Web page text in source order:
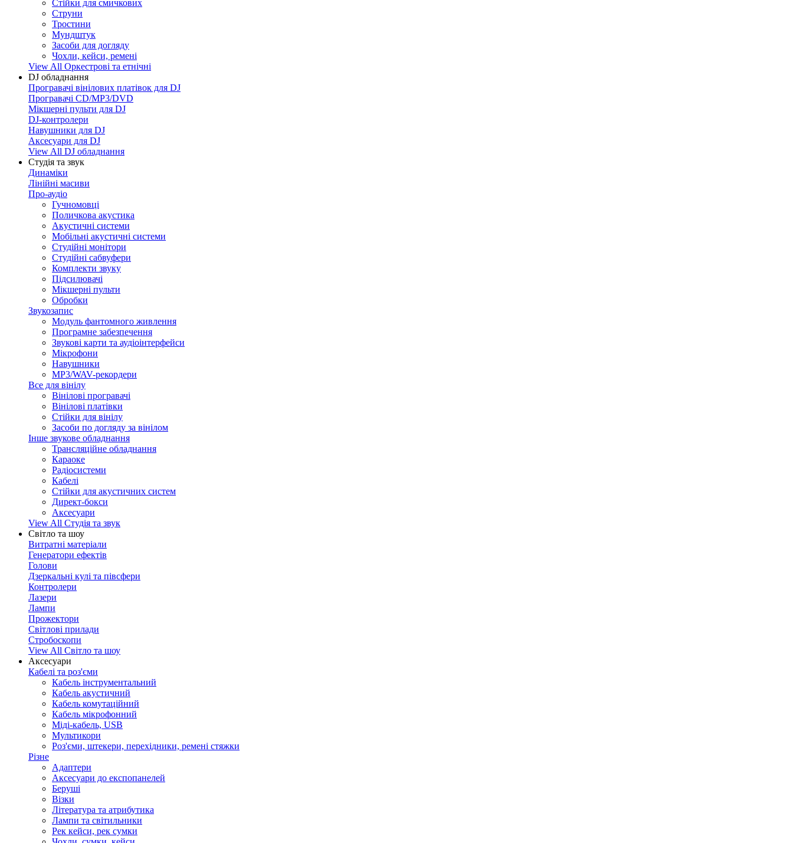
Стійки для смичкових
Струни
Тростини
Мундштук
Засоби для догляду
Чохли, кейси, ремені
View All Оркестрові та етнічні
DJ обладнання
Програвачі вінілових платівок для DJ
Програвачі CD/MP3/DVD
Мікшерні пульти для DJ
DJ-контролери
Навушники для DJ
Аксесуари для DJ
View All DJ обладнання
Студія та звук
Динаміки
Лінійні масиви
Про-аудіо
Гучномовці
Поличкова акустика
Акустичні системи
Мобільні акустичні системи
Студійні монітори
Студійні сабвуфери
Комплекти звуку
Підсилювачі
Мікшерні пульти
Обробки
Звукозапис
Модуль фантомного живлення
Програмне забезпечення
Звукові карти та аудіоінтерфейси
Мікрофони
Навушники
MP3/WAV-рекордери
Все для вінілу
Вінілові програвачі
Вінілові платівки
Стійки для вінілу
Засоби по догляду за вінілом
Інше звукове обладнання
Трансляційне обладнання
Караоке
Радіосистеми
Кабелі
Стійки для акустичних систем
Директ-бокси
Аксесуари
View All Студія та звук
Світло та шоу
Витратні матеріали
Генератори ефектів
Голови
Дзеркальні кулі та півсфери
Контролери
Лазери
Лампи
Прожектори
Світлові прилади
Стробоскопи
View All Світло та шоу
Аксесуари
Кабелі та роз'єми
Кабель інструментальний
Кабель акустичний
Кабель комутаційний
Кабель мікрофонний
Міді-кабель, USB
Мультикори
Роз'єми, штекери, перехідники, ремені стяжки
Різне
Адаптери
Аксесуари до експопанелей
Беруші
Візки
Література та атрибутика
Лампи та світильники
Рек кейси, рек сумки